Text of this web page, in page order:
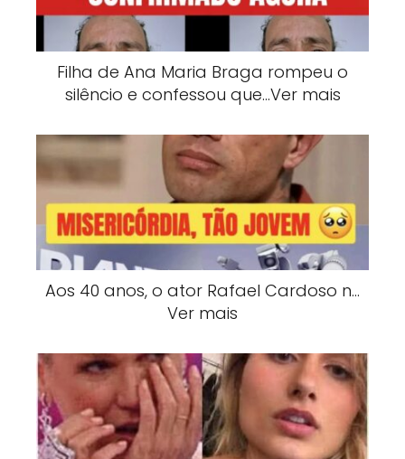
Filha de Ana Maria Braga rompeu o
silêncio e confessou que…Ver mais
Aos 40 anos, o ator Rafael Cardoso n…
Ver mais